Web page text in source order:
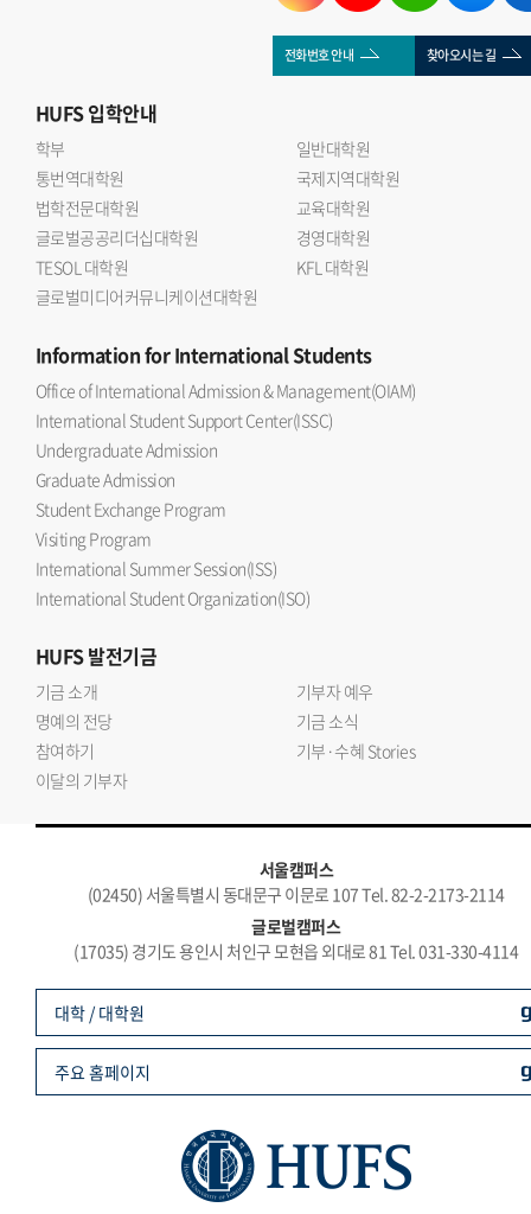
전화번호 안내 찾아오시는 길
HUFS입학안내
학부
일반대학원
통번역대학원
국제지역대학원
법학전문대학원
교육대학원
글로벌공공리더십대학원
경영대학원
TESOL 대학원
KFL 대학원
글로벌미디어커뮤니케이션대학원
Informationfor International Students
Office of International Admission & Management(OIAM)
International Student Support Center(ISSC)
Undergraduate Admission
Graduate Admission
Student Exchange Program
Visiting Program
International Summer Session(ISS)
International Student Organization(ISO)
HUFS발전기금
기금 소개
기부자 예우
명예의 전당
기금 소식
참여하기
기부·수혜 Stories
이달의 기부자
서울캠퍼스
(02450) 서울특별시 동대문구 이문로 107 Tel. 82-2-2173-2114
글로벌캠퍼스
(17035) 경기도 용인시 처인구 모현읍 외대로 81 Tel. 031-330-4114
대학 / 대학원
주요 홈페이지